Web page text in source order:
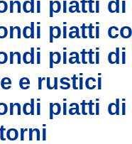
piatti di
piatti
piatti
e rustici
piatti di